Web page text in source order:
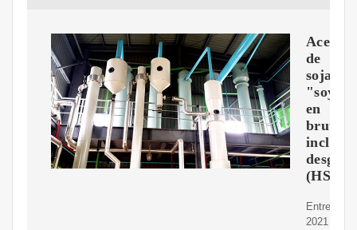
Aceite
de
soja
"soya"
en
bruto,
incl.
(HS
Entre
2021